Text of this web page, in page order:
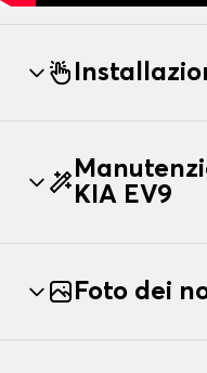
KIA EV9
Foto dei